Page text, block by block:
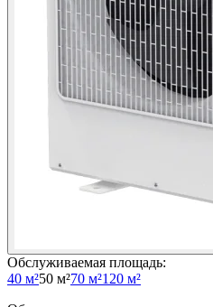
Обслуживаемая площадь:
40 м²50 м²70 м²120 м²